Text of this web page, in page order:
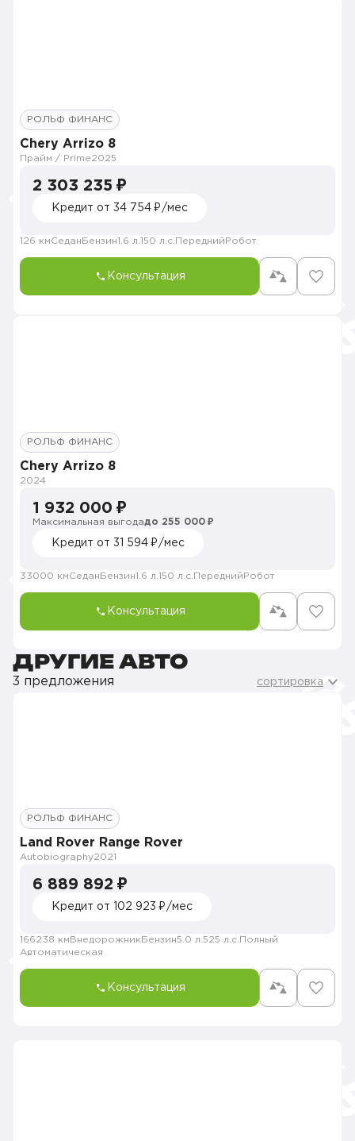
РОЛЬФ ФИНАНС
Chery Arrizo 8
Прайм / Prime2025
2 303 235 ₽
Кредит от 34 754 ₽/мес
126 кмСедан Бензин1.6 л. 150 л.с. Передний Робот
Консультация
РОЛЬФ ФИНАНС
Chery Arrizo 8
2024
1 932 000 ₽
Максимальная выгодадо 255 000 ₽
Кредит от 31 594 ₽/мес
33000 кмСедан Бензин1.6 л. 150 л.с. Передний Робот
Консультация
ДРУГИЕ АВТО
3 предложения сортировка
РОЛЬФ ФИНАНС
Land Rover Range Rover
Autobiography2021
6 889 892 ₽
Кредит от 102 923 ₽/мес
166238 км Внедорожник Бензин5.0 л. 525 л.с. Полный
Автоматическая
Консультация